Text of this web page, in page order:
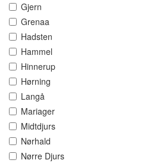
Gjern
Grenaa
Hadsten
Hammel
Hinnerup
Hørning
Langå
Mariager
Midtdjurs
Nørhald
Nørre Djurs